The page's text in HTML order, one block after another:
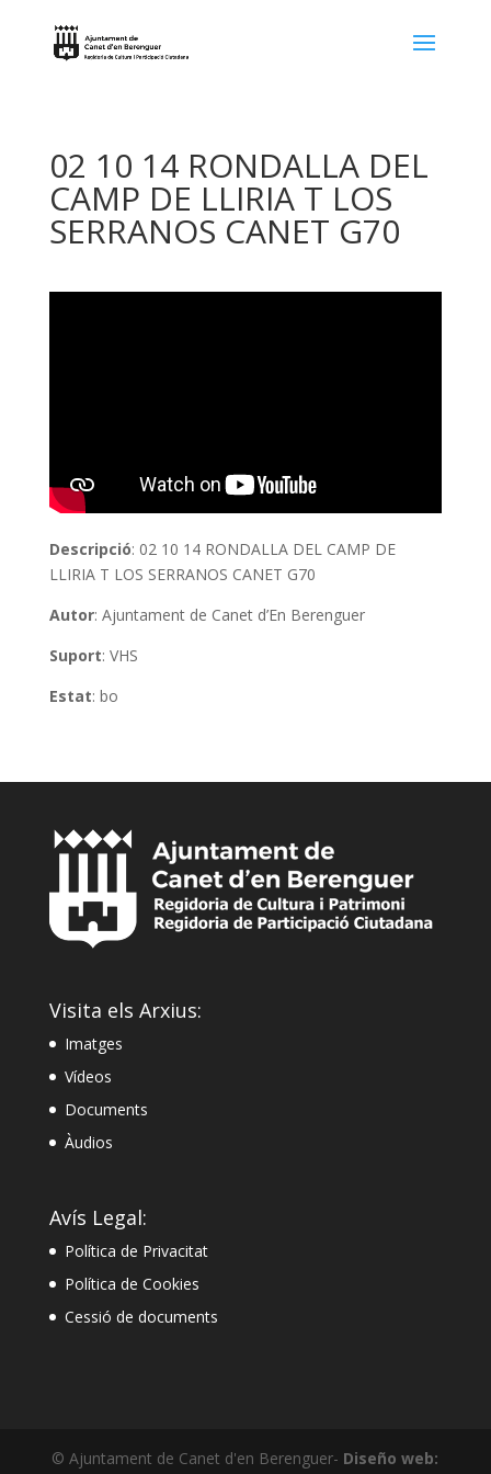
02 10 14 RONDALLA DEL
CAMP DE LLIRIA T LOS
SERRANOS CANET G70
Descripció: 02 10 14 RONDALLA DEL CAMP DE
LLIRIA T LOS SERRANOS CANET G70
Autor: Ajuntament de Canet d’En Berenguer
Suport: VHS
Estat: bo
Visita els Arxius:
Imatges
Vídeos
Documents
Àudios
Avís Legal:
Política de Privacitat
Política de Cookies
Cessió de documents
© Ajuntament de Canet d'en Berenguer- Diseño web: